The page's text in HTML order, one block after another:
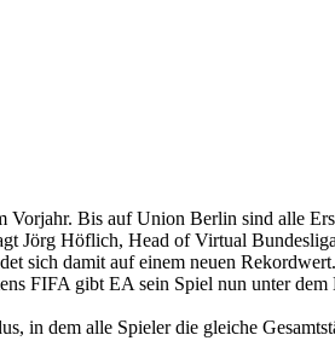
­Vorjahr. Bis auf Union Berlin sind alle
Jörg Höflich, Head of Virtual
sich damit auf einem neuen Rekordwert.
FIFA gibt EA sein Spiel nun unter
in dem alle Spieler die gleiche